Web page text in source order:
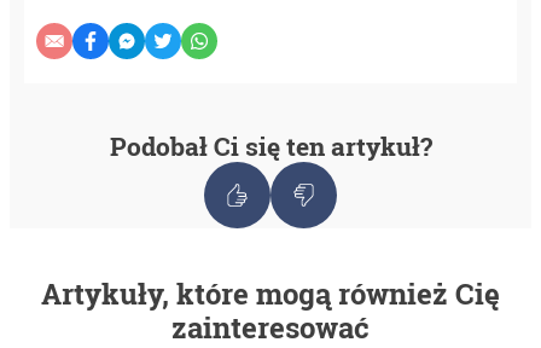
Podobał Ci się ten artykuł?
Artykuły, które mogą również Cię
zainteresować